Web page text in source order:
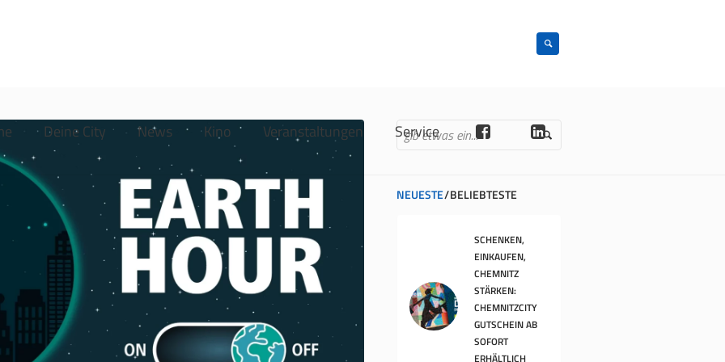
Deine City News Kino Veranstaltungen Service
NEUESTE BELIEBTESTE
SCHENKEN,
EINKAUFEN,
CHEMNITZ
STÄRKEN:
CHEMNITZCITY
GUTSCHEIN AB
SOFORT
ERHÄLTLICH